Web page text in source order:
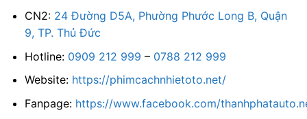
CN2: 24 Đường D5A, Phường Phước Long B, Quận
9, TP. Thủ Đức
Hotline: 0909 212 999 – 0788 212 999
Website: https://phimcachnhietoto.net/
Fanpage: https://www.facebook.com/